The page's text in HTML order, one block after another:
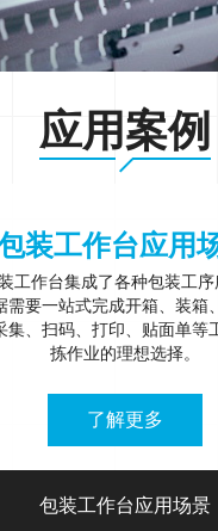
应用案例
装工作台应用
工作台集成了各种包装工
需要一站式完成开箱、装箱
集、扫码、打印、贴面单等
拣作业的理想选择。
了解更多
包装工作台应用场景